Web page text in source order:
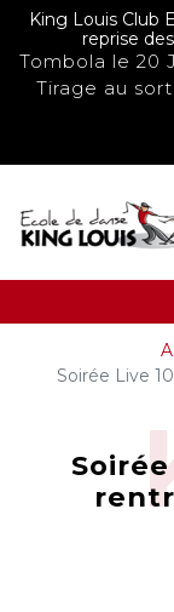
King Louis Club
reprise
Tombola le 20
Tirage au
Soirée Live
Soirée
Panneau de